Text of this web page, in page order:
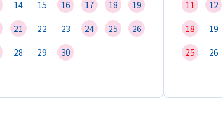
14 15 16 17 18
19
21 22 23 24 25
26
28 29 30
11
12
18
19
25
26